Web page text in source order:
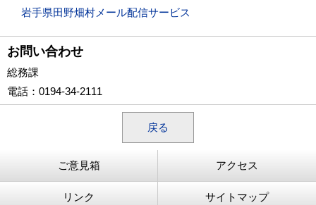
岩手県田野畑村メール配信サービス
お問い合わせ
総務課
電話 ：0194-34-2111
戻る
ご意見箱 アクセス
リンク サイトマップ